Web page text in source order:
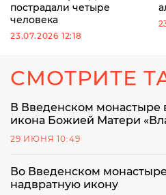
пострадали четыре
человека
23.07.2026 12:18
СМОТРИТЕ
В Введенском монастыре
икона Божией Матери
29 ИЮНЯ 10:49
Во Введенском
надвратную икону